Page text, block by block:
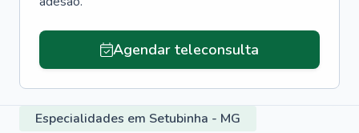
Agendar teleconsulta
Especialidades em Setubinha - MG